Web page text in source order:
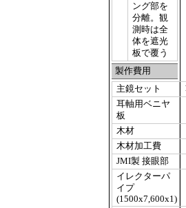
ング部を
分離。観
測時は全
体を遮光
板で覆う
製作費用
主鏡セット
耳軸用ベニヤ
板
木材
木材加工費
JMI製 接眼部
イレクターパ
イプ
(1500x7,600x1)